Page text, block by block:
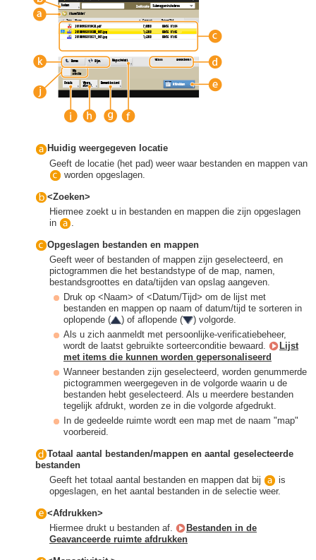
Huidig weergegeven locatie
Geeft de locatie (het pad) weer waar bestanden en mappen van
worden opgeslagen.
<Zoeken>
Hiermee zoekt u in bestanden en mappen die zijn opgeslagen
in
Opgeslagen bestanden en mappen
Geeft weer of bestanden of mappen zijn geselecteerd, en
pictogrammen die het bestandstype of de map, namen,
bestandsgroottes en data/tijden van opslag aangeven.
Druk op <Naam> of <Datum/Tijd> om de lijst met
bestanden en mappen op naam of datum/tijd te sorteren in
oplopende (
) of aflopende (
) volgorde.
Als u zich aanmeldt met persoonlijke-verificatiebeheer,
wordt de laatst gebruikte sorteerconditie bewaard.
Lijst
met items die kunnen worden gepersonaliseerd
Wanneer bestanden zijn geselecteerd, worden genummerde
pictogrammen weergegeven in de volgorde waarin u de
bestanden hebt geselecteerd. Als u meerdere bestanden
tegelijk afdrukt, worden ze in die volgorde afgedrukt.
In de gedeelde ruimte wordt een map met de naam "map"
voorbereid.
Totaal aantal bestanden/mappen en aantal geselecteerde
bestanden
Geeft het totaal aantal bestanden en mappen dat bij
is
opgeslagen, en het aantal bestanden in de selectie weer.
<Afdrukken>
Hiermee drukt u bestanden af.
Bestanden in de
Geavanceerde ruimte afdrukken